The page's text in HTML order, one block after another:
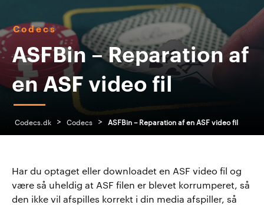
Codecs
ASFBin – Reparation af
en ASF video fil
Codecs.dk > Codecs > ASFBin – Reparation af en ASF video fil
Har du optaget eller downloadet en ASF video fil og
være så uheldig at ASF filen er blevet korrumperet, så
den ikke vil afspilles korrekt i din media afspiller, så